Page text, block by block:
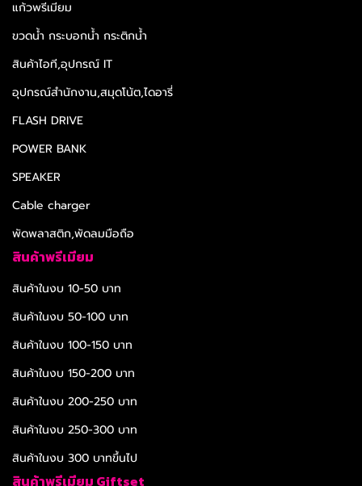
แก้วพรีเมียม
ขวดน้ำ กระบอกน้ำ กระติกน้ำ
สินค้าไอที,อุปกรณ์ IT
อุปกรณ์สำนักงาน,สมุดโน้ต,ไดอารี่
FLASH DRIVE
POWER BANK
SPEAKER
Cable charger
พัดพลาสติก,พัดลมมือถือ
สินค้าพรีเมียม
สินค้าในงบ 10-50 บาท
สินค้าในงบ 50-100 บาท
สินค้าในงบ 100-150 บาท
สินค้าในงบ 150-200 บาท
สินค้าในงบ 200-250 บาท
สินค้าในงบ 250-300 บาท
สินค้าในงบ 300 บาทขึ้นไป
สินค้าพรีเมียม Giftset